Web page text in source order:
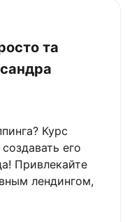
та
Курс
его
Привлекайте
лендингом,